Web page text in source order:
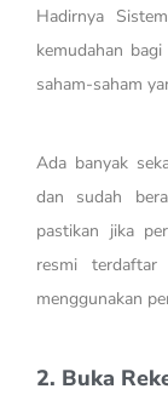
Hadirnya
kemudahan
saham-saham
Ada banyak
dan sudah
pastikan jika
resmi
menggunakan
2. Buka